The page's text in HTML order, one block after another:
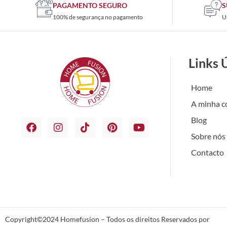
PAGAMENTO SEGURO
100% de segurança no pagamento
Links
Home
A minha
Blog
Sobre nós
Contacto
Copyright©2024 Homefusion – Todos os direitos Reservados por